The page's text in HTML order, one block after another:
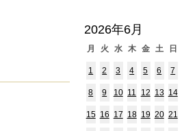
2026年6月
月 火 水 木 金 土 日
1 2 3 4 5 6 7
8 9 10 11 12 13 14
15 16 17 18 19 20 21